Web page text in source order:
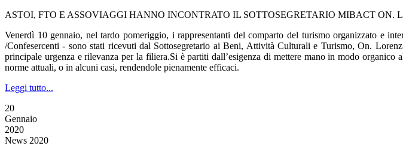
ASTOI, FTO E ASSOVIAGGI HANNO INCONTRATO IL SOTTOSEGRETARIO MIBACT ON.
Venerdì 10 gennaio, nel tardo pomeriggio, i rappresentanti del comparto del turismo organizzato e
/Confesercenti - sono stati ricevuti dal Sottosegretario ai Beni, Attività Culturali e Turismo, On.
principale urgenza e rilevanza per la filiera.Si è partiti dall’esigenza di mettere mano in modo
norme attuali, o in alcuni casi, rendendole pienamente efficaci.
Leggi tutto...
20
Gennaio
2020
News 2020